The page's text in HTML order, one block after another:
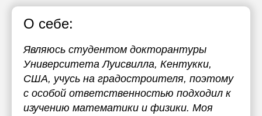
О себе:
Являюсь студентом докторантуры
Университета Луисвилла, Кентукки,
США, учусь на градостроителя, поэтому
с особой ответственностью подходил к
изучению математики и физики. Моя